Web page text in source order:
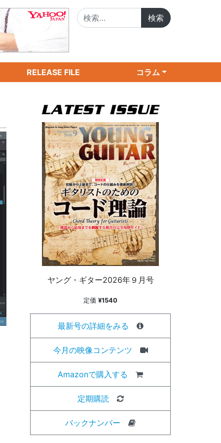
RELEASE FILE コラム
ヤング・ギター2026年９月号
定価 ¥1540
最新号の詳細をみる
今月の映像コンテンツ
Amazonで購入する
定期購読
バックナンバー